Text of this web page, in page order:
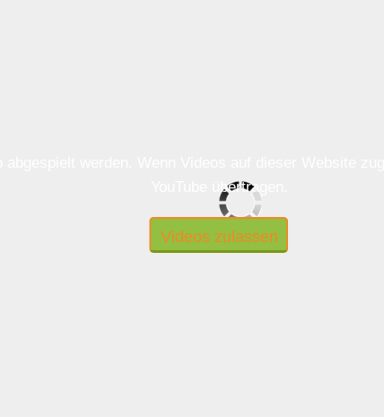
YouTube übertragen.
Videos zulassen